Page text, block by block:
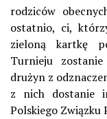
rodziców
ostatnio, ci,
zieloną kartkę
Turnieju
drużyn z
z nich dostanie
Polskiego Związku